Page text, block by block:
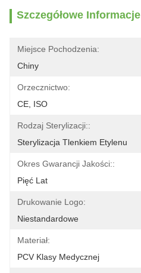
Szczegółowe Informacje
Miejsce Pochodzenia:
Chiny
Orzecznictwo:
CE, ISO
Rodzaj Sterylizacji::
Sterylizacja Tlenkiem Etylenu
Okres Gwarancji Jakości::
Pięć Lat
Drukowanie Logo:
Niestandardowe
Materiał:
PCV Klasy Medycznej